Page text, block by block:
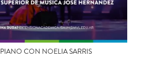
​ PIANO CON NOELIA SARRIS